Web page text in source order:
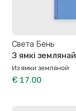
Света Бень
З ямкі землянай
Из ямки земляной
€ 17.00